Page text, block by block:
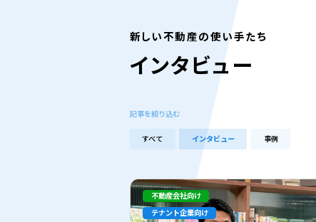
新しい不動産の使い手たち
インタビュー
記事を絞り込む
すべて インタビュー 事例
不動産会社向け
テナント企業向け